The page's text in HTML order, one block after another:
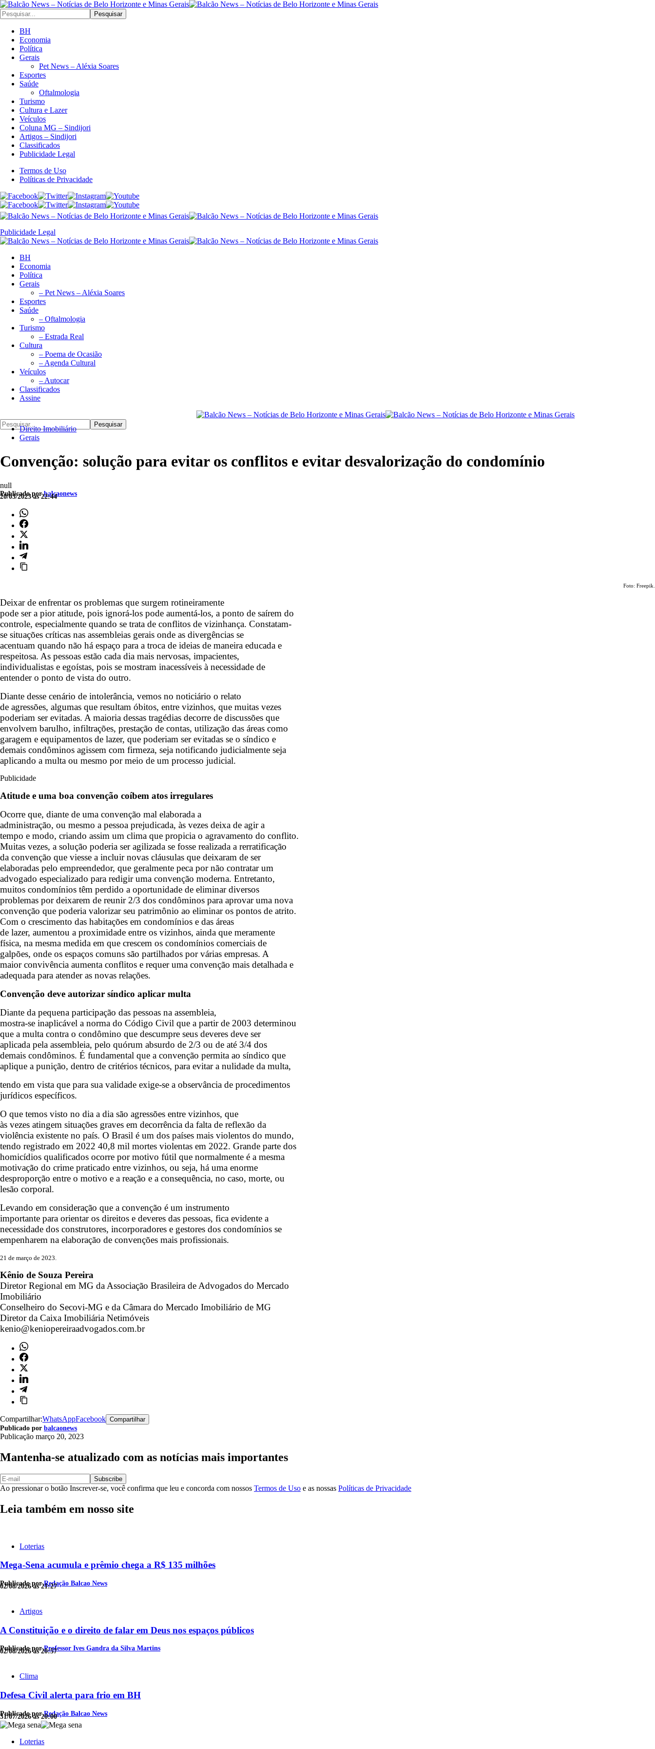
Pesquisar
BH
Economia
Política
Gerais
Pet News – Aléxia Soares
Esportes
Saúde
Oftalmologia
Turismo
Cultura e Lazer
Veículos
Coluna MG – Sindijori
Artigos – Sindijori
Classificados
Publicidade Legal
Termos de Uso
Políticas de Privacidade
Publicidade Legal
BH
Economia
Política
Gerais
– Pet News – Aléxia Soares
Esportes
Saúde
– Oftalmologia
Turismo
– Estrada Real
Cultura
– Poema de Ocasião
– Agenda Cultural
Veículos
– Autocar
Classificados
Assine
Pesquisar
Direito Imobiliário
Gerais
Convenção: solução para evitar os conflitos e evitar desvalorização do condomínio
null
Publicado porbalcaonews
20/03/2023 às 22:44
Foto: Freepik.
Deixar de enfrentar os problemas que surgem rotineiramente
pode ser a pior atitude, pois ignorá-los pode aumentá-los, a ponto de saírem do
controle, especialmente quando se trata de conflitos de vizinhança. Constatam-
se situações críticas nas assembleias gerais onde as divergências se
acentuam quando não há espaço para a troca de ideias de maneira educada e
respeitosa. As pessoas estão cada dia mais nervosas, impacientes,
individualistas e egoístas, pois se mostram inacessíveis à necessidade de
entender o ponto de vista do outro.
Diante desse cenário de intolerância, vemos no noticiário o relato
de agressões, algumas que resultam óbitos, entre vizinhos, que muitas vezes
poderiam ser evitadas. A maioria dessas tragédias decorre de discussões que
envolvem barulho, infiltrações, prestação de contas, utilização das áreas como
garagem e equipamentos de lazer, que poderiam ser evitadas se o síndico e
demais condôminos agissem com firmeza, seja notificando judicialmente seja
aplicando a multa ou mesmo por meio de um processo judicial.
Publicidade
Atitude e uma boa convenção coíbem atos irregulares
Ocorre que, diante de uma convenção mal elaborada a
administração, ou mesmo a pessoa prejudicada, às vezes deixa de agir a
tempo e modo, criando assim um clima que propicia o agravamento do conflito.
Muitas vezes, a solução poderia ser agilizada se fosse realizada a rerratificação
da convenção que viesse a incluir novas cláusulas que deixaram de ser
elaboradas pelo empreendedor, que geralmente peca por não contratar um
advogado especializado para redigir uma convenção moderna. Entretanto,
muitos condomínios têm perdido a oportunidade de eliminar diversos
problemas por deixarem de reunir 2/3 dos condôminos para aprovar uma nova
convenção que poderia valorizar seu patrimônio ao eliminar os pontos de atrito.
Com o crescimento das habitações em condomínios e das áreas
de lazer, aumentou a proximidade entre os vizinhos, ainda que meramente
física, na mesma medida em que crescem os condomínios comerciais de
galpões, onde os espaços comuns são partilhados por várias empresas. A
maior convivência aumenta conflitos e requer uma convenção mais detalhada e
adequada para atender as novas relações.
Convenção deve autorizar síndico aplicar multa
Diante da pequena participação das pessoas na assembleia,
mostra-se inaplicável a norma do Código Civil que a partir de 2003 determinou
que a multa contra o condômino que descumpre seus deveres deve ser
aplicada pela assembleia, pelo quórum absurdo de 2/3 ou de até 3/4 dos
demais condôminos. É fundamental que a convenção permita ao síndico que
aplique a punição, dentro de critérios técnicos, para evitar a nulidade da multa,
tendo em vista que para sua validade exige-se a observância de procedimentos
jurídicos específicos.
O que temos visto no dia a dia são agressões entre vizinhos, que
às vezes atingem situações graves em decorrência da falta de reflexão da
violência existente no país. O Brasil é um dos países mais violentos do mundo,
tendo registrado em 2022 40,8 mil mortes violentas em 2022. Grande parte dos
homicídios qualificados ocorre por motivo fútil que normalmente é a mesma
motivação do crime praticado entre vizinhos, ou seja, há uma enorme
desproporção entre o motivo e a reação e a consequência, no caso, morte, ou
lesão corporal.
Levando em consideração que a convenção é um instrumento
importante para orientar os direitos e deveres das pessoas, fica evidente a
necessidade dos construtores, incorporadores e gestores dos condomínios se
empenharem na elaboração de convenções mais profissionais.
21 de março de 2023.
Kênio de Souza Pereira
Diretor Regional em MG da Associação Brasileira de Advogados do Mercado
Imobiliário
Conselheiro do Secovi-MG e da Câmara do Mercado Imobiliário de MG
Diretor da Caixa Imobiliária Netimóveis
kenio@keniopereiraadvogados.com.br
Compartilhar:WhatsAppFacebook Compartilhar
Publicado por balcaonews
Publicação março 20, 2023
Mantenha-se atualizado com as notícias mais importantes
Subscribe
Ao pressionar o botão Inscrever-se, você confirma que leu e concorda com nossos Termos de Uso e as nossas Políticas de Privacidade
Leia também em nosso site
Loterias
Mega-Sena acumula e prêmio chega a R$ 135 milhões
Publicado porRedação Balcao News
02/08/2026 às 21:27
Artigos
A Constituição e o direito de falar em Deus nos espaços públicos
Publicado porProfessor Ives Gandra da Silva Martins
02/08/2026 às 20:57
Clima
Defesa Civil alerta para frio em BH
Publicado porRedação Balcao News
31/07/2026 às 20:00
Loterias